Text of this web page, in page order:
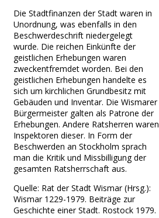
Die Stadtfinanzen der Stadt waren in
Unordnung, was ebenfalls in den
Beschwerdeschrift niedergelegt
wurde. Die reichen Einkünfte der
geistlichen Erhebungen waren
zweckentfremdet worden. Bei den
geistlichen Erhebungen handelte es
sich um kirchlichen Grundbesitz mit
Gebäuden und Inventar. Die Wismarer
Bürgermeister galten als Patrone der
Erhebungen. Andere Ratsherren waren
Inspektoren dieser. In Form der
Beschwerden an Stockholm sprach
man die Kritik und Missbilligung der
gesamten Ratsherrschaft aus.
Quelle: Rat der Stadt Wismar (Hrsg.):
Wismar 1229-1979. Beiträge zur
Geschichte einer Stadt. Rostock 1979.